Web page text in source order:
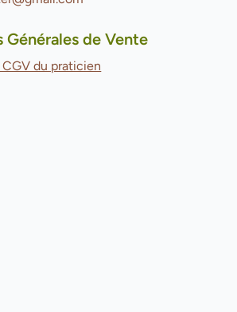
Générales de Vente
du praticien